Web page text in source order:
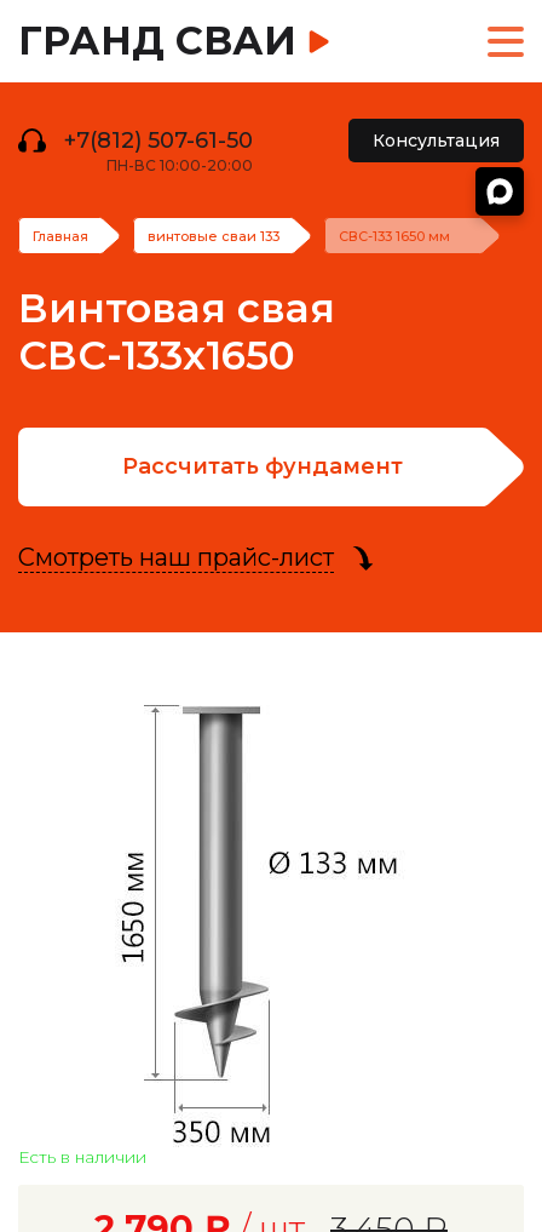
ГРАНД СВАИ
+7(812) 507-61-50
ПН-ВС 10:00-20:00
Консультация
Главная винтовые сваи 133 СВС-133 1650 мм
Винтовая свая
СВС-133х1650
Рассчитать фундамент
Смотреть наш прайс-лист
Есть в наличии